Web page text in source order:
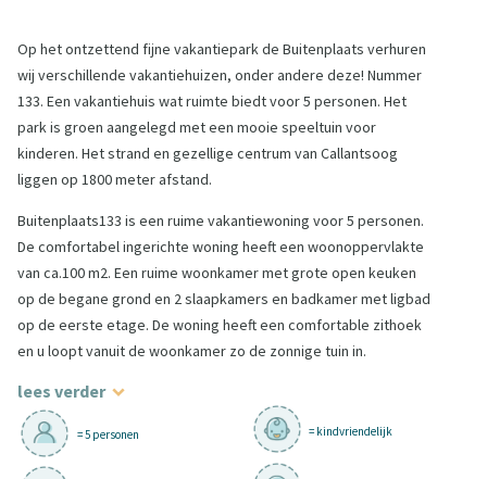
Op het ontzettend fijne vakantiepark de Buitenplaats verhuren
wij verschillende vakantiehuizen, onder andere deze! Nummer
133. Een vakantiehuis wat ruimte biedt voor 5 personen. Het
park is groen aangelegd met een mooie speeltuin voor
kinderen. Het strand en gezellige centrum van Callantsoog
liggen op 1800 meter afstand.
Buitenplaats133 is een ruime vakantiewoning voor 5 personen.
De comfortabel ingerichte woning heeft een woonoppervlakte
van ca.100 m2. Een ruime woonkamer met grote open keuken
op de begane grond en 2 slaapkamers en badkamer met ligbad
op de eerste etage. De woning heeft een comfortable zithoek
en u loopt vanuit de woonkamer zo de zonnige tuin in.
lees verder
= 5 personen = kindvriendelijk